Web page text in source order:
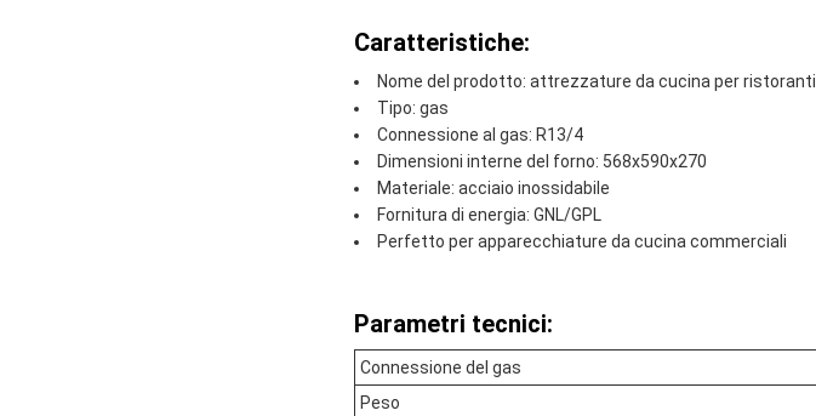
Caratteristiche:
Nome del prodotto: attrezzature da cucina per ristoranti
Tipo: gas
Connessione al gas: R13/4
Dimensioni interne del forno: 568x590x270
Materiale: acciaio inossidabile
Fornitura di energia: GNL/GPL
Perfetto per apparecchiature da cucina commerciali
Parametri tecnici:
Connessione del gas
Peso